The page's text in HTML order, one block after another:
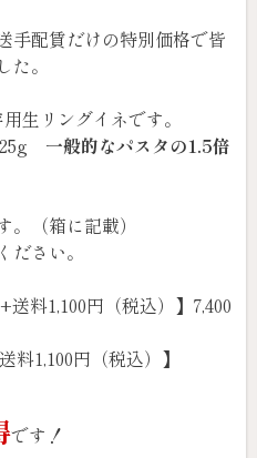
手配賃だけの特別価格で皆
。
生リングイネです。
一般的なパスタの1.5倍
（箱に記載）
さい。
料1,100円（税込）】7,400
料1,100円（税込）】
です！